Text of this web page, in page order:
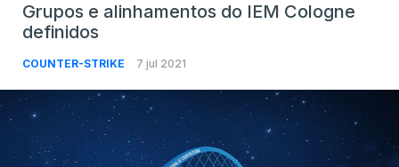
Grupos e alinhamentos do IEM Cologne
definidos
COUNTER-STRIKE 7 jul 2021